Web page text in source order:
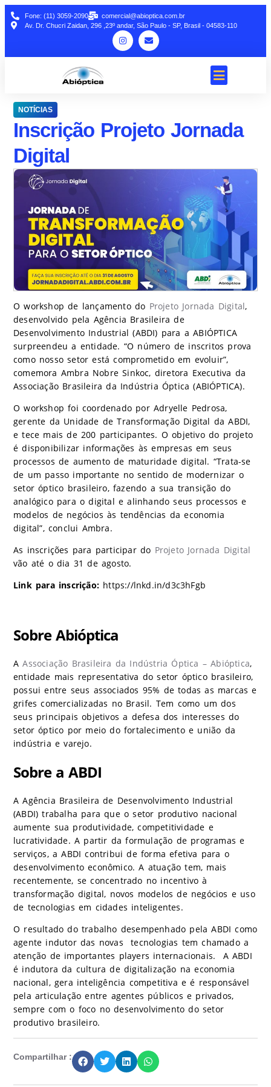
Fone: (11) 3059-2090
comercial@abioptica.com.br
Av. Dr. Chucri Zaidan, 296 ,23º andar, São Paulo - SP, Brasil - 04583-110
NOTÍCIAS
Inscrição Projeto Jornada
Digital
O workshop de lançamento do Projeto Jornada Digital,
desenvolvido pela Agência Brasileira de
Desenvolvimento Industrial (ABDI) para a ABIÓPTICA
surpreendeu a entidade. “O número de inscritos prova
como nosso setor está comprometido em evoluir”,
comemora Ambra Nobre Sinkoc, diretora Executiva da
Associação Brasileira da Indústria Óptica (ABIÓPTICA).
O workshop foi coordenado por Adryelle Pedrosa,
gerente da Unidade de Transformação Digital da ABDI,
e tece mais de 200 participantes. O objetivo do projeto
é disponibilizar informações às empresas em seus
processos de aumento de maturidade digital. “Trata-se
de um passo importante no sentido de modernizar o
setor óptico brasileiro, fazendo a sua transição do
analógico para o digital e alinhando seus processos e
modelos de negócios às tendências da economia
digital”, conclui Ambra.
As inscrições para participar do Projeto Jornada Digital
vão até o dia 31 de agosto.
Link para inscrição: https://lnkd.in/d3c3hFgb
Sobre Abióptica
AAssociação Brasileira da Indústria Óptica – Abióptica,
entidade mais representativa do setor óptico brasileiro,
possui entre seus associados 95% de todas as marcas e
grifes comercializadas no Brasil. Tem como um dos
seus principais objetivos a defesa dos interesses do
setor óptico por meio do fortalecimento e união da
indústria e varejo.
Sobre a ABDI
A Agência Brasileira de Desenvolvimento Industrial
(ABDI) trabalha para que o setor produtivo nacional
aumente sua produtividade, competitividade e
lucratividade. A partir da formulação de programas e
serviços, a ABDI contribui de forma efetiva para o
desenvolvimento econômico. A atuação tem, mais
recentemente, se concentrado no incentivo à
transformação digital, novos modelos de negócios e uso
de tecnologias em cidades inteligentes.
O resultado do trabalho desempenhado pela ABDI como
agente indutor das novas tecnologias tem chamado a
atenção de importantes players internacionais. A ABDI
é indutora da cultura de digitalização na economia
nacional, gera inteligência competitiva e é responsável
pela articulação entre agentes públicos e privados,
sempre com o foco no desenvolvimento do setor
produtivo brasileiro.
Compartilhar :